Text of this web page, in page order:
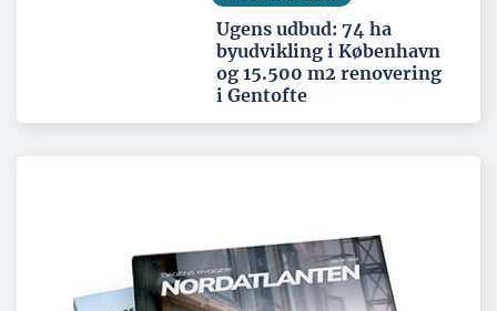
Ugens udbud: 74 ha
byudvikling i København
og 15.500 m2 renovering
i Gentofte